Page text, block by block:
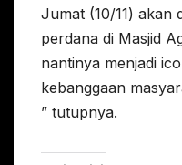
Jumat (10/11) akan
perdana di Masjid
nantinya menjadi
kebanggaan
” tutupnya.